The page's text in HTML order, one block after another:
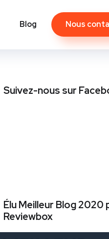
Blog Contact
Nous
Suivez-nous sur
Élu Meilleur Blog 2020
Reviewbox